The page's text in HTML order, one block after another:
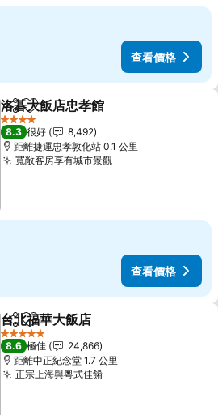
查看價格
分享 放到收藏夾
洛碁大飯店忠孝館
4 星級
8.3 很好
8,492
距離捷運忠孝敦化站 0.1 公里
寬敞客房享有城市景觀查看價格
查看價格
分享 放到收藏夾
台北福華大飯店
5 星級
8.6 極佳
24,866
距離中正紀念堂 1.7 公里
正宗上海與粵式佳餚查看價格